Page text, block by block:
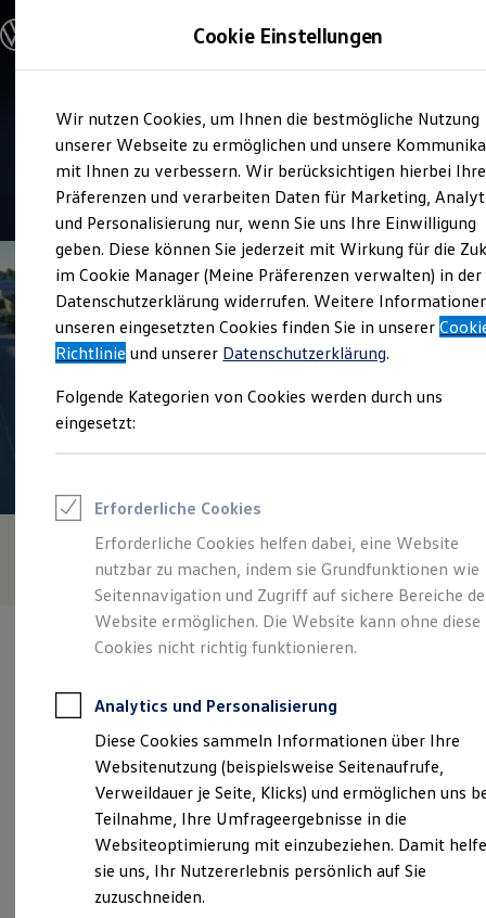
Hauptinhalt
springen
Footer
springen
Modelle und Konfigurator
Modelle vergleichen
Elektroautos
ENERGY Sondermodelle
Nutzfahrzeuge
SUV und CUV
Familienautos
Kombis
Kompaktwagen
Sportwagen
Schnell verfügbare Fahrzeuge
Angebote und Produkte
Aktuelle Angebote
E-Auto-Förderung
Volkswagen Marktplatz
Junge Gebrauchtwagen und Gebrauchtwagen
Volkswagen Zertifizierte Gebrauchtwagen
Zubehör- und Serviceangebote
Leasing
Leasing-Angebote
Gebrauchtwagen Leasing
Junge Gebrauchtwagen-Leasing
Elektroauto Leasing
Kleinwagen-Leasing
Leasing ohne Anzahlung
Finanzierung
Kfz-Versicherung
Restschuldversicherungen
Garantien
Wartungsverträge
Geschäftskunden
Professional Class bei Volkswagen
Großkunden
Behörden
Direktkunden
Sonderfahrzeuge
Anpfiff zum Gewinn
Service
Autohaus Gungl
4.9| 104 Bewertungen
Verantwortlich für die Inhalte auf dieser Seite ist die Autohaus
Gungl GmbH & Co. KG (Impressum & Rechtliches)
Im Hart 29, 89558 Böhmenkirch
Cookie Einstellungen
Wir nutzen Cookies, um Ihnen die bestmögliche Nutzung
unserer Webseite zu ermöglichen und unsere
mit Ihnen zu verbessern. Wir berücksichtigen hierbei Ihre
Präferenzen und verarbeiten Daten für Marketing,
und Personalisierung nur, wenn Sie uns Ihre Einwilligung
geben. Diese können Sie jederzeit mit Wirkung für die
im Cookie Manager (Meine Präferenzen verwalten) in der
Datenschutzerklärung widerrufen. Weitere
unseren eingesetzten Cookies finden Sie in unserer
Richtlinie und unserer Datenschutzerklärung.
Folgende Kategorien von Cookies werden durch uns
eingesetzt:
Erforderliche Cookies
Erforderliche Cookies helfen dabei, eine Website
nutzbar zu machen, indem sie Grundfunktionen wie
Seitennavigation und Zugriff auf sichere Bereiche
Website ermöglichen. Die Website kann ohne diese
Cookies nicht richtig funktionieren.
Analytics und Personalisierung
Diese Cookies sammeln Informationen über Ihre
Websitenutzung (beispielsweise Seitenaufrufe,
Verweildauer je Seite, Klicks) und ermöglichen uns
Teilnahme, Ihre Umfrageergebnisse in die
Websiteoptimierung mit einzubeziehen. Damit
sie uns, Ihr Nutzererlebnis persönlich auf Sie
zuzuschneiden.